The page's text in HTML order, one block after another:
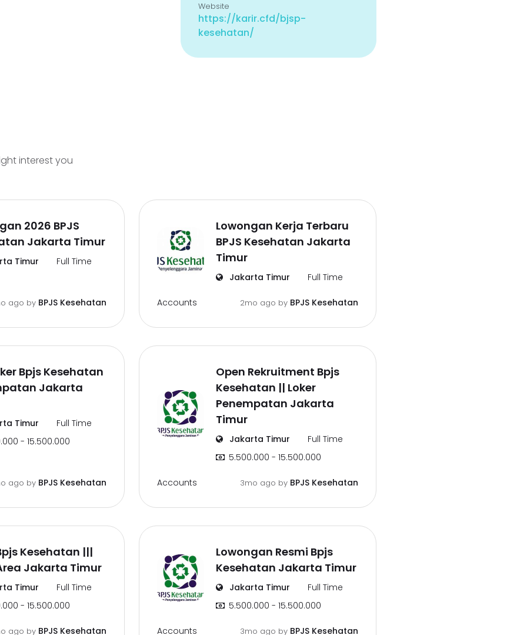
Website
https://karir.cfd/bjsp-
kesehatan/
interest you
2026 BPJS
Jakarta Timur
Timur Full Time
ago by BPJS Kesehatan
Lowongan Kerja Terbaru
BPJS Kesehatan Jakarta
Timur
Jakarta Timur Full Time
Accounts 2mo ago by BPJS Kesehatan
Bpjs Kesehatan
Jakarta
Timur
Full Time
- 15.500.000
ago by BPJS Kesehatan
Open Rekruitment Bpjs
Kesehatan || Loker
Penempatan Jakarta
Timur
Jakarta Timur
Full Time
5.500.000 - 15.500.000
Accounts 3mo ago by BPJS Kesehatan
Kesehatan |||
Jakarta Timur
Timur
Full Time
- 15.500.000
ago by BPJS Kesehatan
Lowongan Resmi Bpjs
Kesehatan Jakarta Timur
Jakarta Timur
Full Time
5.500.000 - 15.500.000
Accounts 3mo ago by BPJS Kesehatan